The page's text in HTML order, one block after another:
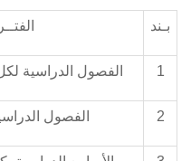
بـند
1 الفصول الدراسية
2 الفصول